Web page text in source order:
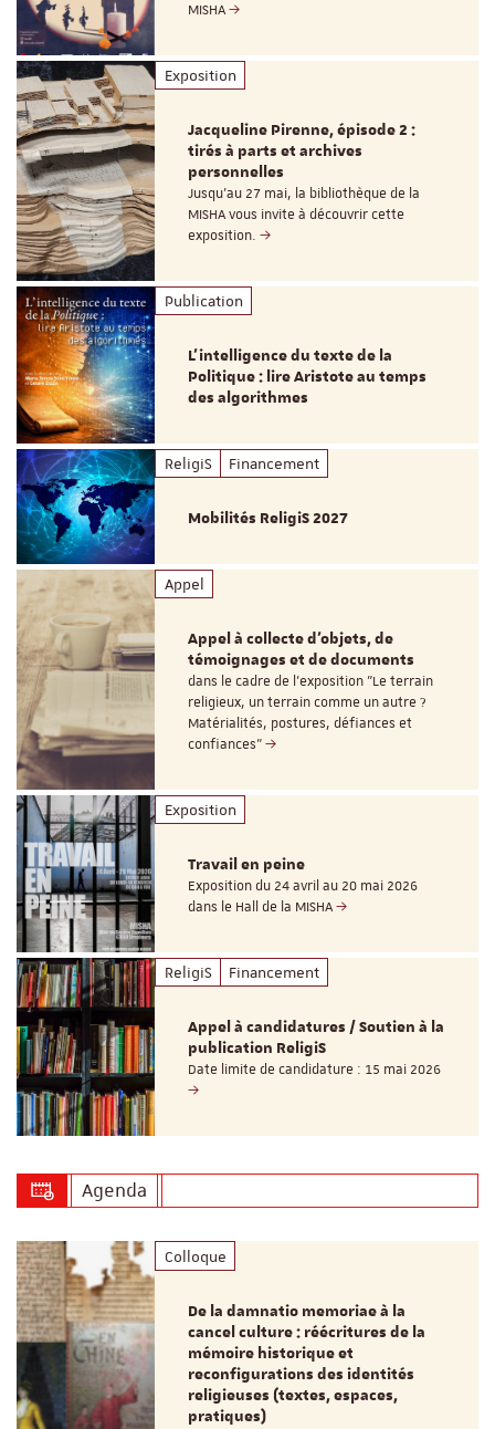
MISHA
Exposition
Jacqueline Pirenne, épisode 2 :
tirés à parts et archives
personnelles
Jusqu’au 27 mai, la bibliothèque de la
MISHA vous invite à découvrir cette
exposition.
Publication
L’intelligence du texte de la
Politique : lire Aristote au temps
des algorithmes
ReligiS Financement
Mobilités ReligiS 2027
Appel
Appel à collecte d'objets, de
témoignages et de documents
dans le cadre de l'exposition "Le terrain
religieux, un terrain comme un autre ?
Matérialités, postures, défiances et
confiances"
Exposition
Travail en peine
Exposition du 24 avril au 20 mai 2026
dans le Hall de la MISHA
ReligiS Financement
Appel à candidatures / Soutien à la
publication ReligiS
Date limite de candidature : 15 mai 2026
Agenda
Colloque
De la damnatio memoriae à la
cancel culture : réécritures de la
mémoire historique et
reconfigurations des identités
religieuses (textes, espaces,
pratiques)